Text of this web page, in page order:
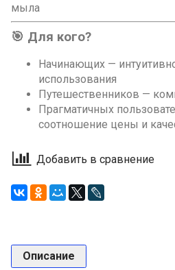
мыла
🎯 Для кого?
Начинающих —
использования
Путешественников —
Прагматичных
соотношение цены и
Добавить в сравнение
Описание